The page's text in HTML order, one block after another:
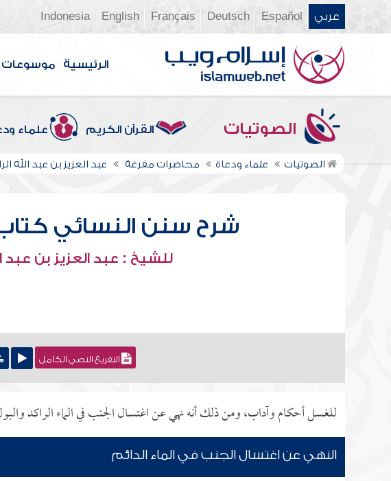
عربي Español
Deutsch
Français
English
Indonesia
الرئيسية موسوعات
الصوتيات القرآن الكريم علماء
الصوتيات علماء ودعاة محاضرات مفرغة عبد العزيز بن عبد الله
شرح سنن النسائي كتاب
للشيخ : عبد العزيز بن عبد
التفريغ النصي الكامل
للغسل أحكام وآداب، ومن ذلك أنه نهي عن اغتسال الجنب في الماء الراكد
النهي عن اغتسال الجنب في الماء الدائم